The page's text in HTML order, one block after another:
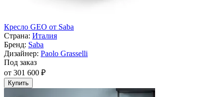
Кресло GEO от Saba
Страна: Италия
Бренд: Saba
Дизайнер: Paolo Grasselli
Под заказ
от 301 600 ₽
Купить